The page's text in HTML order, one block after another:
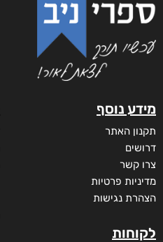
מידע נוסף
תקנון האתר
דרושים
צרו קשר
מדיניות פרטיות
הצהרת נגישות
לקוחות